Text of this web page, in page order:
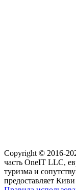
Copyright © 2016-
часть OneIT LLC,
туризма и
предоставляет Киви